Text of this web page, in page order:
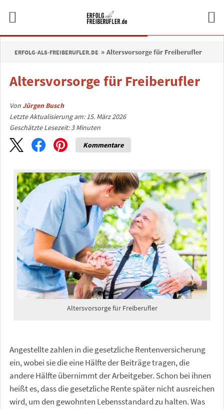
ERFOLG-ALS-FREIBERUFLER.DE Altersvorsorge für Freiberufler
Altersvorsorge für Freiberufler
VonJürgen Busch
Letzte Aktualisierung am: 15. März 2026
Geschätzte Lesezeit:3 Minuten
Kommentare
Altersvorsorge für Freiberufler
Angestellte zahlen in die gesetzliche Rentenversicherung
ein, wobei sie die eine Hälfte der Beiträge tragen, die
andere Hälfte übernimmt der Arbeitgeber. Schon bei ihnen
heißt es, dass die gesetzliche Rente später nicht ausreichen
wird, um den gewohnten Lebensstandard zu halten. Was